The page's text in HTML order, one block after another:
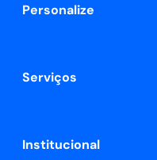
Personalize
Serviços
Institucional